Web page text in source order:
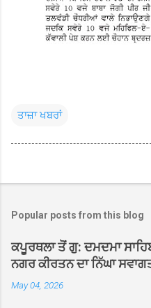
ਤਾਜ਼ਾ ਖਬਰਾਂ
Popular posts from this blog
ਕਪੂਰਥਲਾ ਤੋਂ ਗੁ: ਦਮਦਮਾ
ਨਗਰ ਕੀਰਤਨ ਦਾ ਨਿੱਘਾ
May 04, 2026